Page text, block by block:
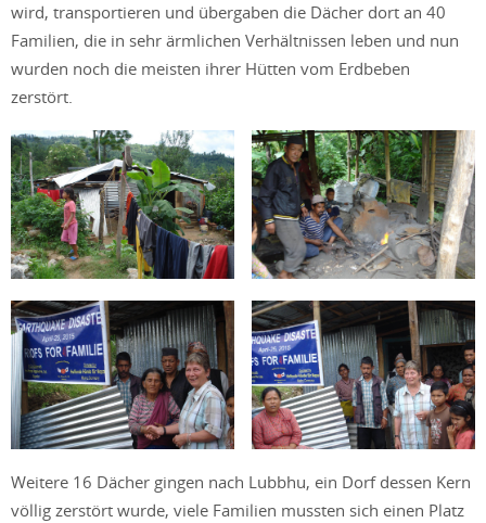
wird, transportieren und übergaben die Dächer dort an 40
Familien, die in sehr ärmlichen Verhältnissen leben und nun
wurden noch die meisten ihrer Hütten vom Erdbeben
zerstört.
Weitere 16 Dächer gingen nach Lubbhu, ein Dorf dessen Kern
völlig zerstört wurde, viele Familien mussten sich einen Platz